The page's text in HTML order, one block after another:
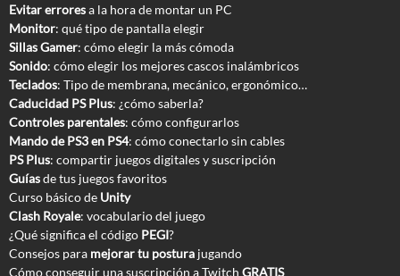
Evitar erroresa la hora de montar un PC
Monitor: qué tipo de pantalla elegir
Sillas Gamer: cómo elegir la más cómoda
Sonido: cómo elegir los mejores cascos inalámbricos
Teclados: Tipo de membrana, mecánico, ergonómico…
Caducidad PS Plus: ¿cómo saberla?
Controles parentales: cómo configurarlos
Mando de PS3 en PS4: cómo conectarlo sin cables
PS Plus: compartir juegos digitales y suscripción
Guíasde tus juegos favoritos
Curso básico de Unity
Clash Royale: vocabulario del juego
¿Qué significa el código PEGI?
Consejos para mejorar tu postura jugando
Cómo conseguir una suscripción a Twitch GRATIS